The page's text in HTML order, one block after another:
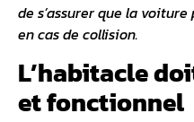
de s’assurer que la
en cas de collision.
L’habitacle
et fonctionnel